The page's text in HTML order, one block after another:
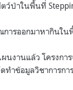
ว์ป่าในพื้นที่
ารออกมาหากินใน
นงานแล้ว โครงก
ำข้อมูลวิชาการกา